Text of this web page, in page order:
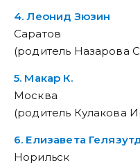
4. Леонид Зюзин
Саратов
(родитель Назарова
5. Макар К.
Москва
(родитель Кулакова
6. Елизавета
Норильск